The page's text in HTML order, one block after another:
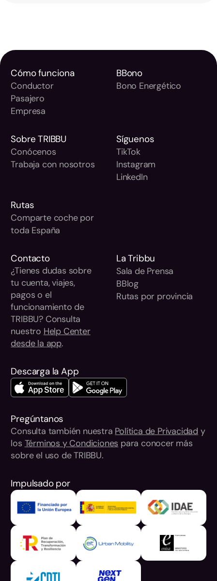
Sobre TRIBBU
Conócenos
Trabaja con nosotros
Cómo funciona
Conductor
Pasajero
Empresa
La Tribbu
Sala de Prensa
BBlog
Rutas por provincia
BBono
Bono Energético
Descarga la App
Contacto
¿Tienes dudas sobre
tu cuenta, viajes,
pagos o el
funcionamiento de
TRIBBU? Consulta
nuestro Help Center
desde la app.
Pregúntanos
Consulta también nuestra Política de Privacidad y
los Términos y Condiciones para conocer más
sobre el uso de TRIBBU.
Impulsado por
Síguenos
TikTok
Instagram
LinkedIn
Rutas
Comparte coche por
toda España